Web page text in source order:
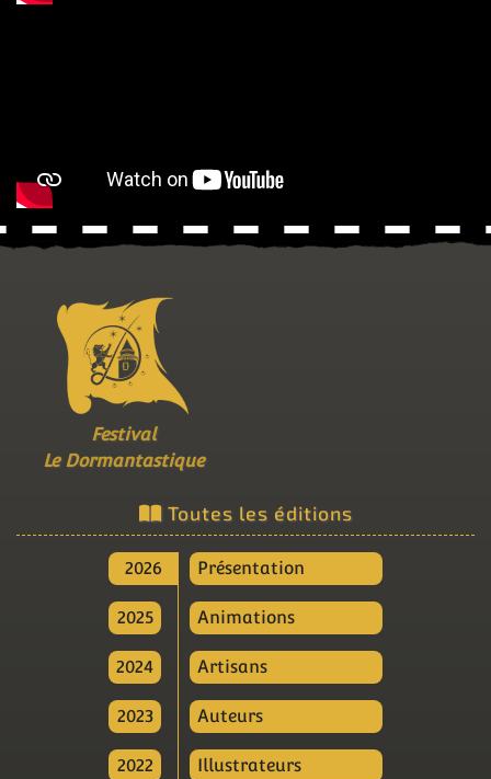
Festival
Le Dormantastique
Toutes les éditions
2026
2025
2024
2023
2022
Présentation
Animations
Artisans
Auteurs
Illustrateurs